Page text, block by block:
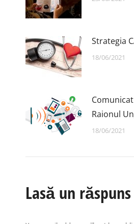
Strategia
18/06/2021
Raionul
18/06/2021
Lasă un răspuns